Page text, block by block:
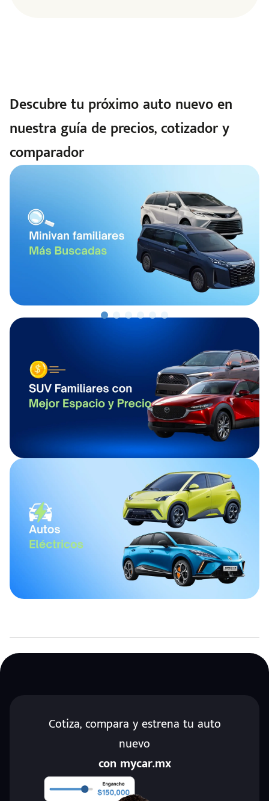
Descubre tu próximo auto nuevo en
nuestra guía de precios, cotizador y
comparador
Cotiza, compara y estrena tu auto
nuevo
con mycar.mx